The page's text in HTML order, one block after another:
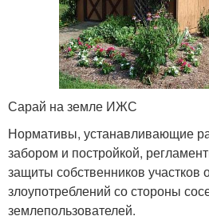
Сарай на земле ИЖС
Нормативы, устанавливающие
забором и постройкой,
защиты собственников
злоупотреблений со стороны
землепользователей.